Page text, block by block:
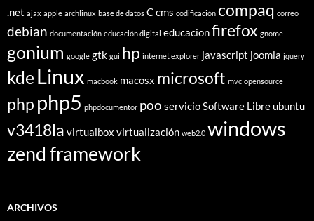
.net ajax apple archlinux base de datos Ccms codificación compaq correo
debian documentación educación digital educacionfirefox gnome
gonium google gtk gui hp internet explorer javascript joomla jquery
kde Linux macbook macosx microsoft mvc opensource
php php5 phpdocumentor poo servicioSoftware Libre ubuntu
v3418la virtualbox virtualización web2.0 windows
zend framework
ARCHIVOS